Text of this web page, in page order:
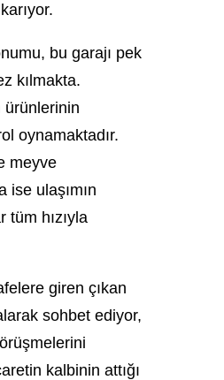
bu garajı pek
kılmakta.
ürünlerinin
oynamaktadır.
meyve
ise ulaşımın
tüm hızıyla
giren çıkan
sohbet ediyor,
kalbinin attığı